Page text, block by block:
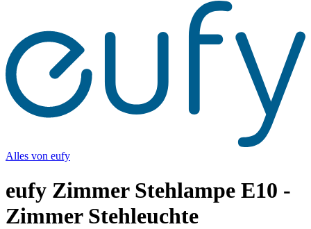
Alles von eufy
eufy Zimmer Stehlampe E10 -
Zimmer Stehleuchte